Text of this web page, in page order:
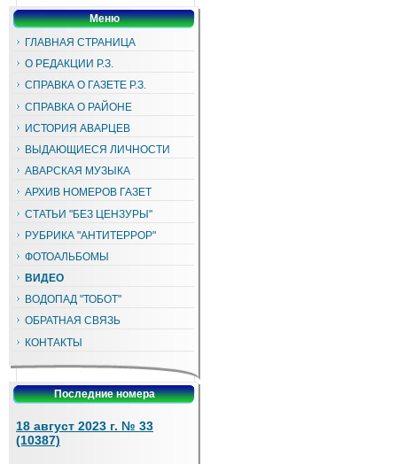
Меню
ГЛАВНАЯ СТРАНИЦА
О РЕДАКЦИИ Р.З.
СПРАВКА О ГАЗЕТЕ Р.З.
СПРАВКА О РАЙОНЕ
ИСТОРИЯ АВАРЦЕВ
ВЫДАЮЩИЕСЯ ЛИЧНОСТИ
АВАРСКАЯ МУЗЫКА
АРХИВ НОМЕРОВ ГАЗЕТ
СТАТЬИ "БЕЗ ЦЕНЗУРЫ"
РУБРИКА "АНТИТЕРРОР"
ФОТОАЛЬБОМЫ
ВИДЕО
ВОДОПАД "ТОБОТ"
ОБРАТНАЯ СВЯЗЬ
КОНТАКТЫ
Последние номера
18 август 2023 г. № 33
(10387)